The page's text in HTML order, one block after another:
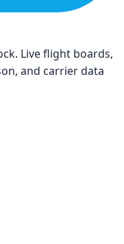
Live flight boards,
and carrier data